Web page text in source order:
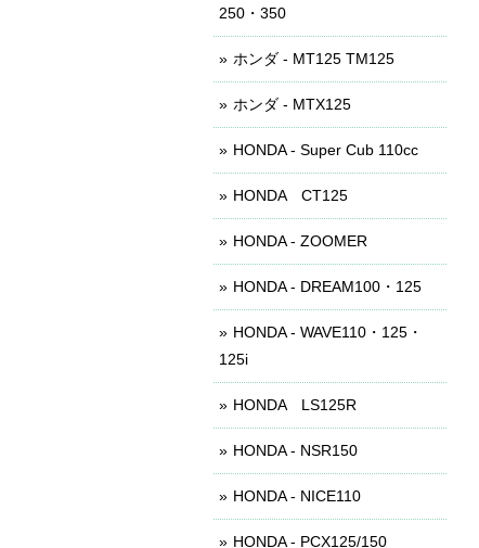
250・350
ホンダ - MT125 TM125
ホンダ - MTX125
HONDA - Super Cub 110cc
HONDA CT125
HONDA - ZOOMER
HONDA - DREAM100・125
HONDA - WAVE110・125・
125i
HONDA LS125R
HONDA - NSR150
HONDA - NICE110
HONDA - PCX125/150